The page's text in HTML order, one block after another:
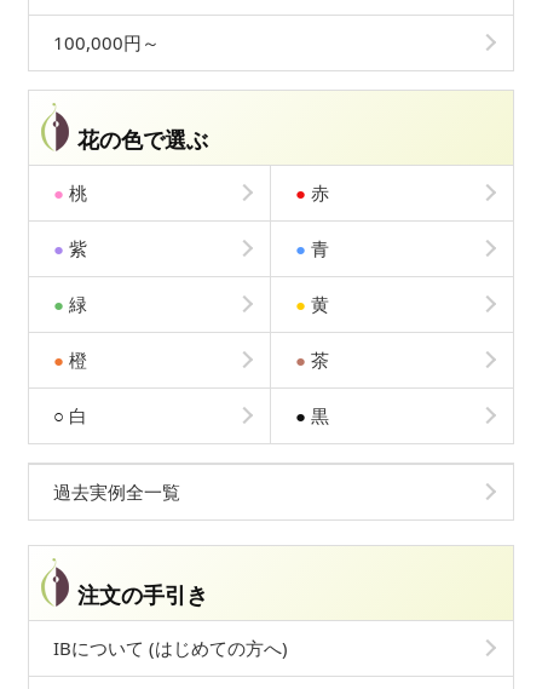
100,000円～
花の色で選ぶ
● 桃 ● 赤
● 紫 ● 青
● 緑 ● 黄
● 橙 ● 茶
○ 白 ● 黒
過去実例全一覧
注文の手引き
IBについて (はじめての方へ)